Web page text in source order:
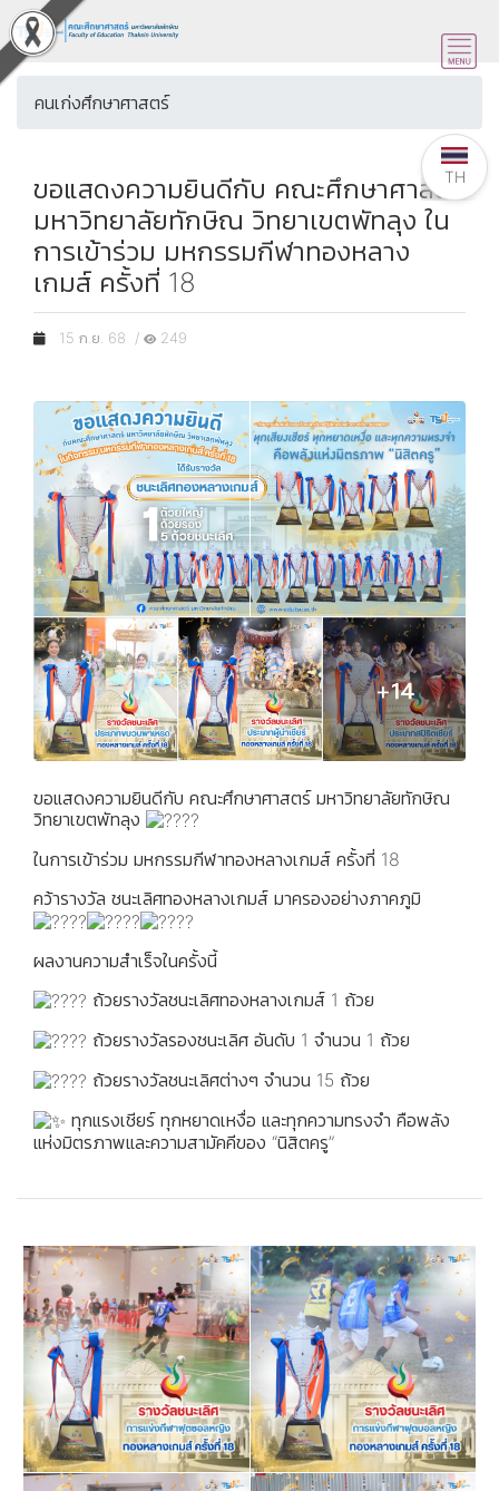
คนเก่งศึกษาศาสตร์
ขอแสดงความยินดีกับ คณะศึกษาศาสตร์
มหาวิทยาลัยทักษิณ วิทยาเขตพัทลุง ใน
การเข้าร่วม มหกรรมกีฬาทองหลาง
เกมส์ ครั้งที่ 18
15 ก.ย. 68 / 249
ขอแสดงความยินดีกับ คณะศึกษาศาสตร์ มหาวิทยาลัยทักษิณ
วิทยาเขตพัทลุง
ในการเข้าร่วม มหกรรมกีฬาทองหลางเกมส์ ครั้งที่ 18
คว้ารางวัล ชนะเลิศทองหลางเกมส์ มาครองอย่างภาคภูมิ
ผลงานความสำเร็จในครั้งนี้
ถ้วยรางวัลชนะเลิศทองหลางเกมส์ 1 ถ้วย
ถ้วยรางวัลรองชนะเลิศ อันดับ 1 จำนวน 1 ถ้วย
ถ้วยรางวัลชนะเลิศต่างๆ จำนวน 15 ถ้วย
ทุกแรงเชียร์ ทุกหยาดเหงื่อ และทุกความทรงจำ คือพลัง
แห่งมิตรภาพและความสามัคคีของ “นิสิตครู”
TH